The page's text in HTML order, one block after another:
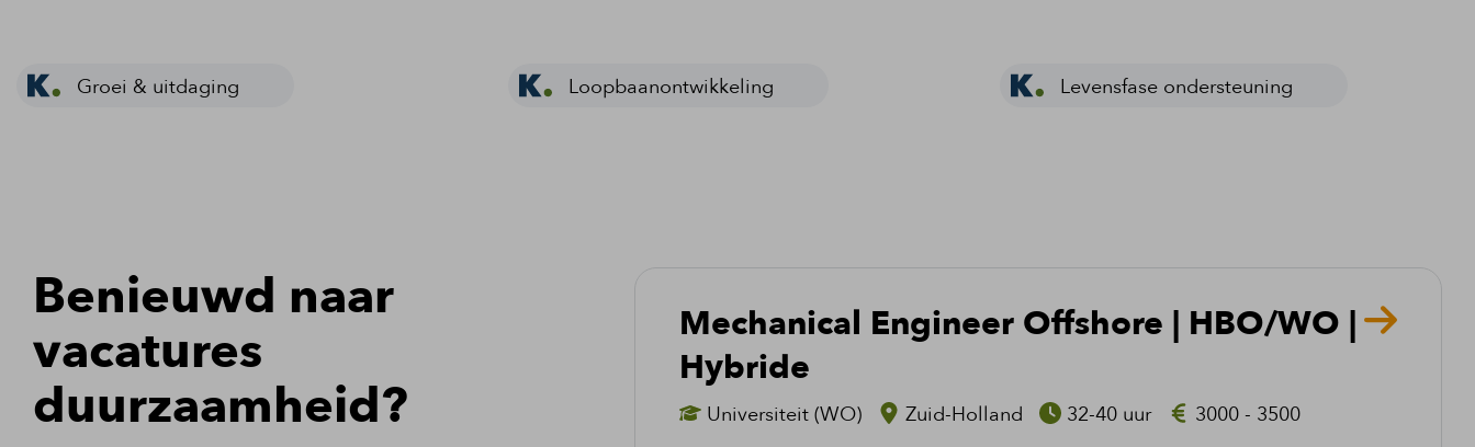
Groei & uitdaging Loopbaanontwikkeling Levensfase ondersteuning
Benieuwd naar
vacatures
duurzaamheid?
Mechanical Engineer Offshore | HBO/WO |
Hybride
Universiteit (WO) Zuid-Holland 32-40 uur
3000 - 3500